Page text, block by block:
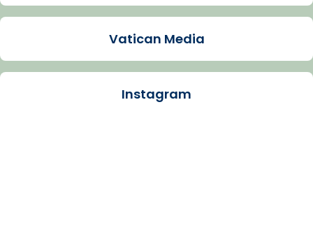
Mons. Sergi Gordo, bisbe de Tortosa, ha
Santes de Mataró.
🔗tinyurl.com/cvu5jmbk
Vatican Media
Instagram